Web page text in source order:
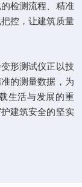
检测流程、精准
控，让建筑质量
形测试仪正以技
的测量数据，为
生活与发展的重
建筑安全的坚实